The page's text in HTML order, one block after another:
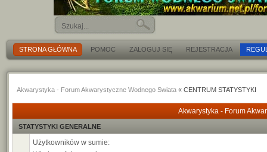
STRONA GŁÓWNA POMOC ZALOGUJ SIĘ REJESTRACJA
Akwarystyka - Forum Akwarystyczne Wodnego Swiata « CENTRUM STATYSTYKI
Akwarystyka - Forum
STATYSTYKI GENERALNE
Użytkowników w sumie: